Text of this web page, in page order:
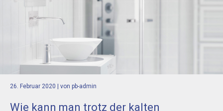
26. Februar 2020 | von pb-admin
Wie kann man trotz der kalten